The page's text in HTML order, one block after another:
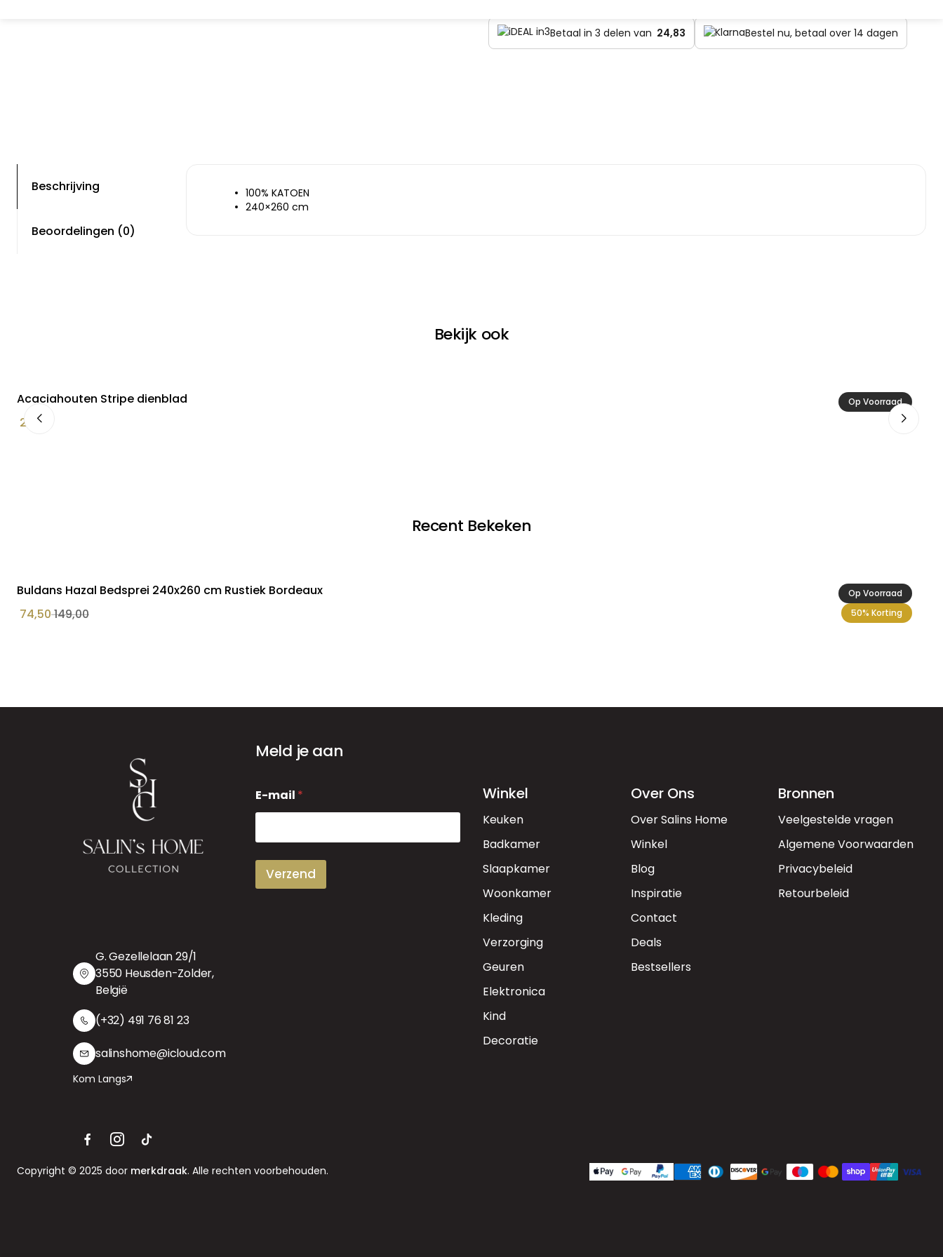
Betaal in 3 delen van 24,83 Bestel nu, betaal over 14 dagen
Beschrijving
Beoordelingen (0)
100% KATOEN
240×260 cm
Bekijk ook
Op Voorraad
Acaciahouten Stripe dienblad
29,90
Recent Bekeken
Op Voorraad
50% Korting
Buldans Hazal Bedsprei 240x260 cm Rustiek Bordeaux
74,50149,00
G. Gezellelaan 29/1
3550 Heusden-Zolder,
België
(+32) 491 76 81 23
salinshome@icloud.com
Kom Langs
Meld je aan
-
m
i
E-mail *
Verzend
Winkel
Keuken
Badkamer
Slaapkamer
Woonkamer
Kleding
Verzorging
Geuren
Elektronica
Kind
Decoratie
Over Ons
Over Salins Home
Winkel
Blog
Inspiratie
Contact
Deals
Bestsellers
Bronnen
Veelgestelde vragen
Algemene Voorwaarden
Privacybeleid
Retourbeleid
Copyright © 2025 door merkdraak. Alle rechten voorbehouden.